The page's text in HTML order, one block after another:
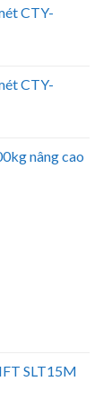
CTY-
CTY-
nâng cao
SLT15M